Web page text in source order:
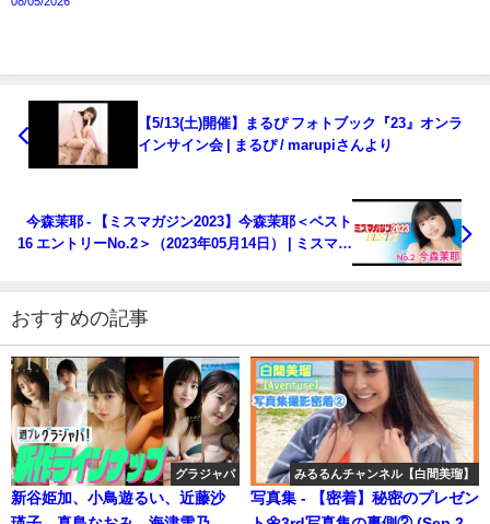
【5/13(土)開催】まるぴ フォトブック『23』オンラ
インサイン会 | まるぴ / marupiさんより
今森茉耶 - 【ミスマガジン2023】今森茉耶＜ベスト
16 エントリーNo.2＞（2023年05月14日） | ミスマガ
おすすめの記事
グラジャパ
新谷姫加、小鳥遊るい、近藤沙
みるるんチャンネル【白間美瑠】
写真集 - 【密着】秘密のプレゼン